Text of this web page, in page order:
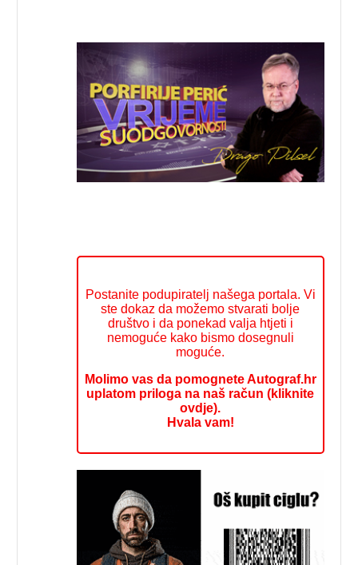
Postanite podupiratelj našega portala. Vi
ste dokaz da možemo stvarati bolje
društvo i da ponekad valja htjeti i
nemoguće kako bismo dosegnuli
moguće.
Molimo vas da pomognete Autograf.hr
uplatom priloga na naš račun (kliknite
ovdje).
Hvala vam!